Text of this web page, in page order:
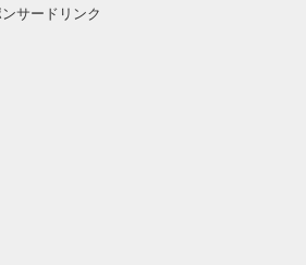
ンサードリンク